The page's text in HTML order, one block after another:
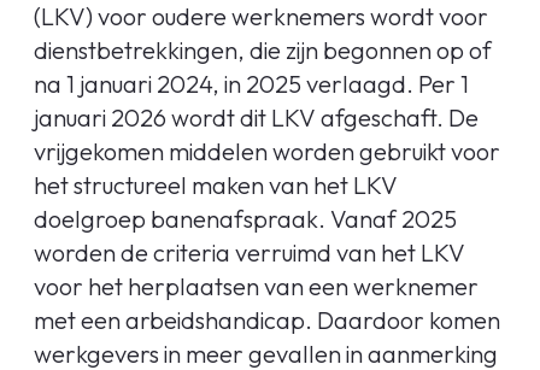
(LKV) voor oudere werknemers wordt voor
dienstbetrekkingen, die zijn begonnen op of
na 1 januari 2024, in 2025 verlaagd. Per 1
januari 2026 wordt dit LKV afgeschaft. De
vrijgekomen middelen worden gebruikt voor
het structureel maken van het LKV
doelgroep banenafspraak. Vanaf 2025
worden de criteria verruimd van het LKV
voor het herplaatsen van een werknemer
met een arbeidshandicap. Daardoor komen
werkgevers in meer gevallen in aanmerking